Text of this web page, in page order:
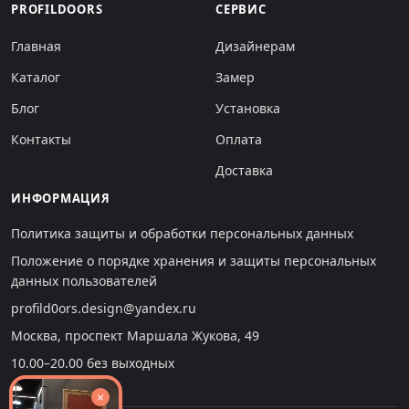
PROFILDOORS
Главная
Каталог
Блог
Контакты
СЕРВИС
Дизайнерам
Замер
Установка
Оплата
Доставка
ИНФОРМАЦИЯ
Политика защиты и обработки персональных данных
Положение о порядке хранения и защиты персональных
данных пользователей
profild0ors.design@yandex.ru
Москва, проспект Маршала Жукова, 49
10.00–20.00 без выходных
×